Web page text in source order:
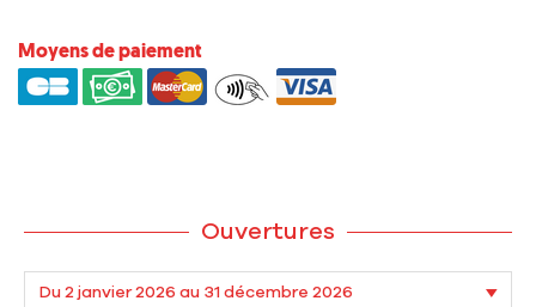
Moyens de paiement
Ouvertures